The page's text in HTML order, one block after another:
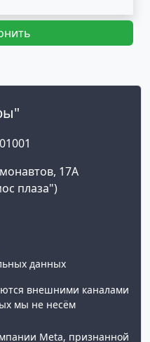
17А
плаза")
данных
внешними каналами
мы не несём
Meta, признанной